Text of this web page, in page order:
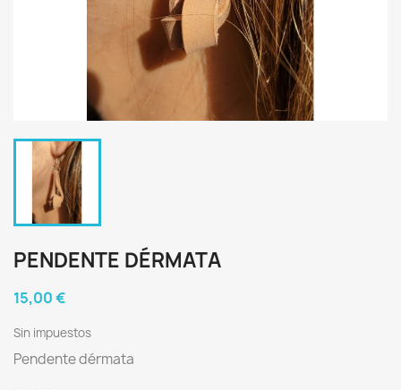
PENDENTE DÉRMATA
15,00 €
Sin impuestos
Pendente dérmata